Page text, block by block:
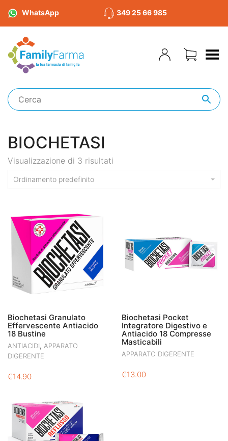
WhatsApp 349 25 66 985
Toggle Menu
BIOCHETASI
Visualizzazione di 3 risultati
Ordinamento predefinito
Biochetasi Granulato
Effervescente Antiacido
18 Bustine
ANTIACIDI, APPARATO
DIGERENTE
€14.90
Biochetasi Pocket
Integratore Digestivo e
Antiacido 18 Compresse
Masticabili
APPARATO DIGERENTE
€13.00